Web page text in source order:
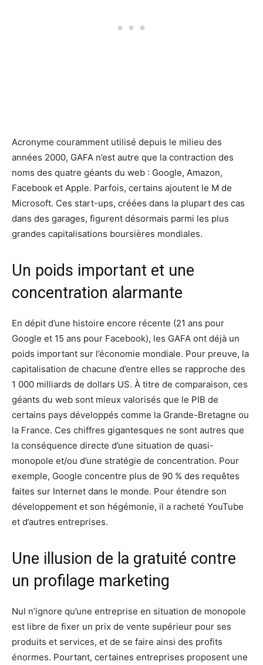
Acronyme couramment utilisé depuis le milieu des
années 2000, GAFA n’est autre que la contraction des
noms des quatre géants du web : Google, Amazon,
Facebook et Apple. Parfois, certains ajoutent le M de
Microsoft. Ces start-ups, créées dans la plupart des cas
dans des garages, figurent désormais parmi les plus
grandes capitalisations boursières mondiales.
Un poids important et une
concentration alarmante
En dépit d’une histoire encore récente (21 ans pour
Google et 15 ans pour Facebook), les GAFA ont déjà un
poids important sur l’économie mondiale. Pour preuve, la
capitalisation de chacune d’entre elles se rapproche des
1 000 milliards de dollars US. À titre de comparaison, ces
géants du web sont mieux valorisés que le PIB de
certains pays développés comme la Grande-Bretagne ou
la France. Ces chiffres gigantesques ne sont autres que
la conséquence directe d’une situation de quasi-
monopole et/ou d’une stratégie de concentration. Pour
exemple, Google concentre plus de 90 % des requêtes
faites sur Internet dans le monde. Pour étendre son
développement et son hégémonie, il a racheté YouTube
et d’autres entreprises.
Une illusion de la gratuité contre
un profilage marketing
Nul n’ignore qu’une entreprise en situation de monopole
est libre de fixer un prix de vente supérieur pour ses
produits et services, et de se faire ainsi des profits
énormes. Pourtant, certaines entreprises proposent une